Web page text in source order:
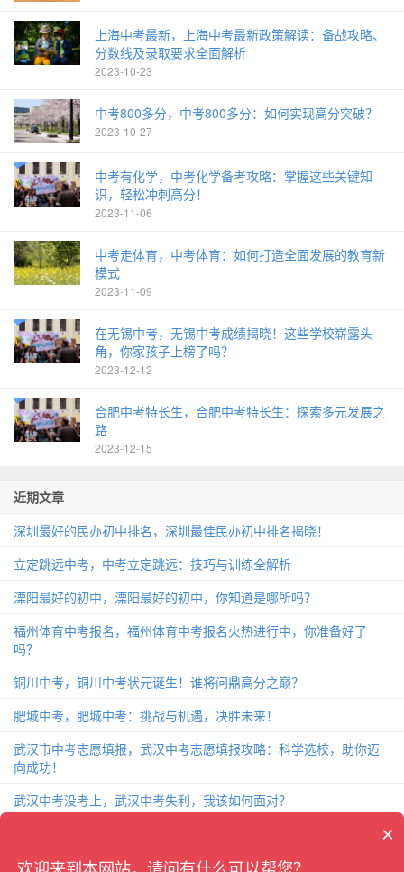
上海中考最新，上海中考最新政策解读：备战攻略、
分数线及录取要求全面解析
2023-10-23
中考800多分，中考800多分：如何实现高分突破？
2023-10-27
中考有化学，中考化学备考攻略：掌握这些关键知
识，轻松冲刺高分！
2023-11-06
中考走体育，中考体育：如何打造全面发展的教育新
模式
2023-11-09
在无锡中考，无锡中考成绩揭晓！这些学校崭露头
角，你家孩子上榜了吗？
2023-12-12
合肥中考特长生，合肥中考特长生：探索多元发展之
路
2023-12-15
近期文章
深圳最好的民办初中排名，深圳最佳民办初中排名揭晓！
立定跳远中考，中考立定跳远：技巧与训练全解析
溧阳最好的初中，溧阳最好的初中，你知道是哪所吗？
福州体育中考报名，福州体育中考报名火热进行中，你准备好了
吗？
铜川中考，铜川中考状元诞生！谁将问鼎高分之巅？
肥城中考，肥城中考：挑战与机遇，决胜未来！
武汉市中考志愿填报，武汉中考志愿填报攻略：科学选校，助你迈
向成功！
武汉中考没考上，武汉中考失利，我该如何面对？
杭州中考2018，杭州中考2018：考题分析、备考攻略和成绩解读
×